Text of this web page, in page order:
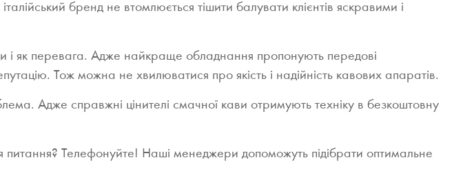
бренд не втомлюється тішити балувати клієнтів яскравими і
як перевага. Адже найкраще обладнання пропонують передові
Тож можна не хвилюватися про якість і надійність кавових апаратів.
Адже справжні цінителі смачної кави отримують техніку в безкоштовну
Телефонуйте! Наші менеджери допоможуть підібрати оптимальне